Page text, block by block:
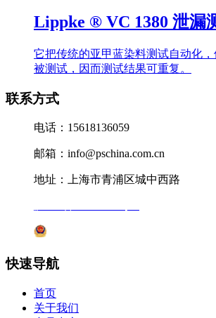
Lippke ® VC 1380 泄漏
它把传统的亚甲蓝染料测试自动化
被测试，因而测试结果可重复。
联系方式
电话：15618136059
邮箱：info@pschina.com.cn
地址：上海市青浦区城中西路
快速导航
首页
关于我们